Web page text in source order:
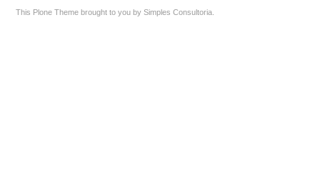
This Plone Theme brought to you by Simples Consultoria